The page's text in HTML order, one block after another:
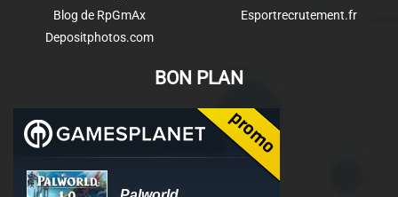
Blog de RpGmAx
Depositphotos.com
Esportrecrutement.fr
BON PLAN